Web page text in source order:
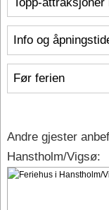
Info og
Før ferien
Andre gjester
Hanstholm/Vigsø: